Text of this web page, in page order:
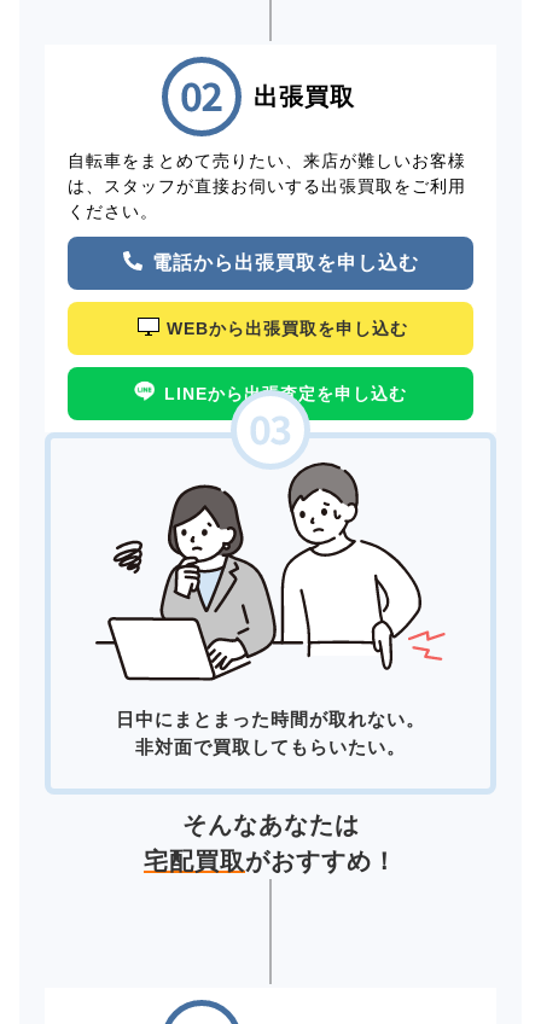
出張買取
自転車をまとめて売りたい、来店が難しいお客様
は、スタッフが直接お伺いする出張買取をご利用
ください。
電話から出張買取を申し込む
WEBから出張買取を申し込む
LINEから出張査定を申し込む
日中にまとまった時間が取れない。
非対面で買取してもらいたい。
そんなあなたは
宅配買取がおすすめ！